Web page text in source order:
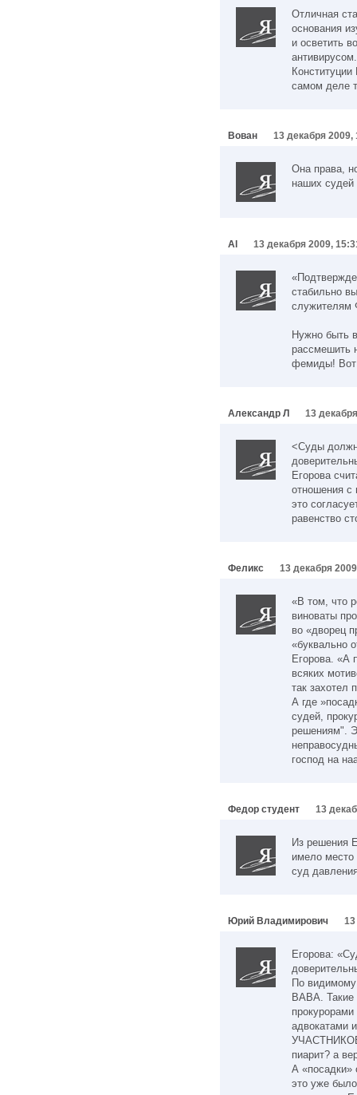
Отличная
основания
и осветить
самом деле
Вован 13 декабря 2009,
Она права,
наших
Al 13 декабря 2009,
стабильно
служителям
Нужно быть
рассмешить
фемиды! Вот
Александр Л 13
<Суды
Егорова
отношения с
это
равенство
Феликс 13 декабря
«В том, что
виноваты
во «дворец
«буквально
Егорова. «А
всяких
так захотел
А где
судей,
решениям".
господ на
Федор студент 13
Из решения
имело место
суд
Юрий Владимирович 13
Егорова:
По
ВАВА. Такие
адвокатами
пиарит? а
А «посадки»
это уже